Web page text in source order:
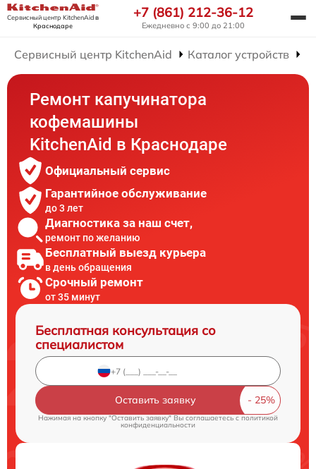
Сервисный центр KitchenAidв
Краснодаре
+7 (861) 212-36-12
Ежедневно с 9:00 до 21:00
Сервисный центр KitchenAid Каталог устройств
Ремонт капучинатора
кофемашины
KitchenAid в Краснодаре
Официальный сервис
Гарантийное обслуживание
до 3 лет
Диагностика за наш счет,
ремонт по желанию
Бесплатный выезд курьера
в день обращения
Срочный ремонт
от 35 минут
Бесплатная консультация со
специалистом
Оставить заявку
Нажимая на кнопку "Оставить заявку" Вы соглашаетесь cполитикой
конфиденциальности